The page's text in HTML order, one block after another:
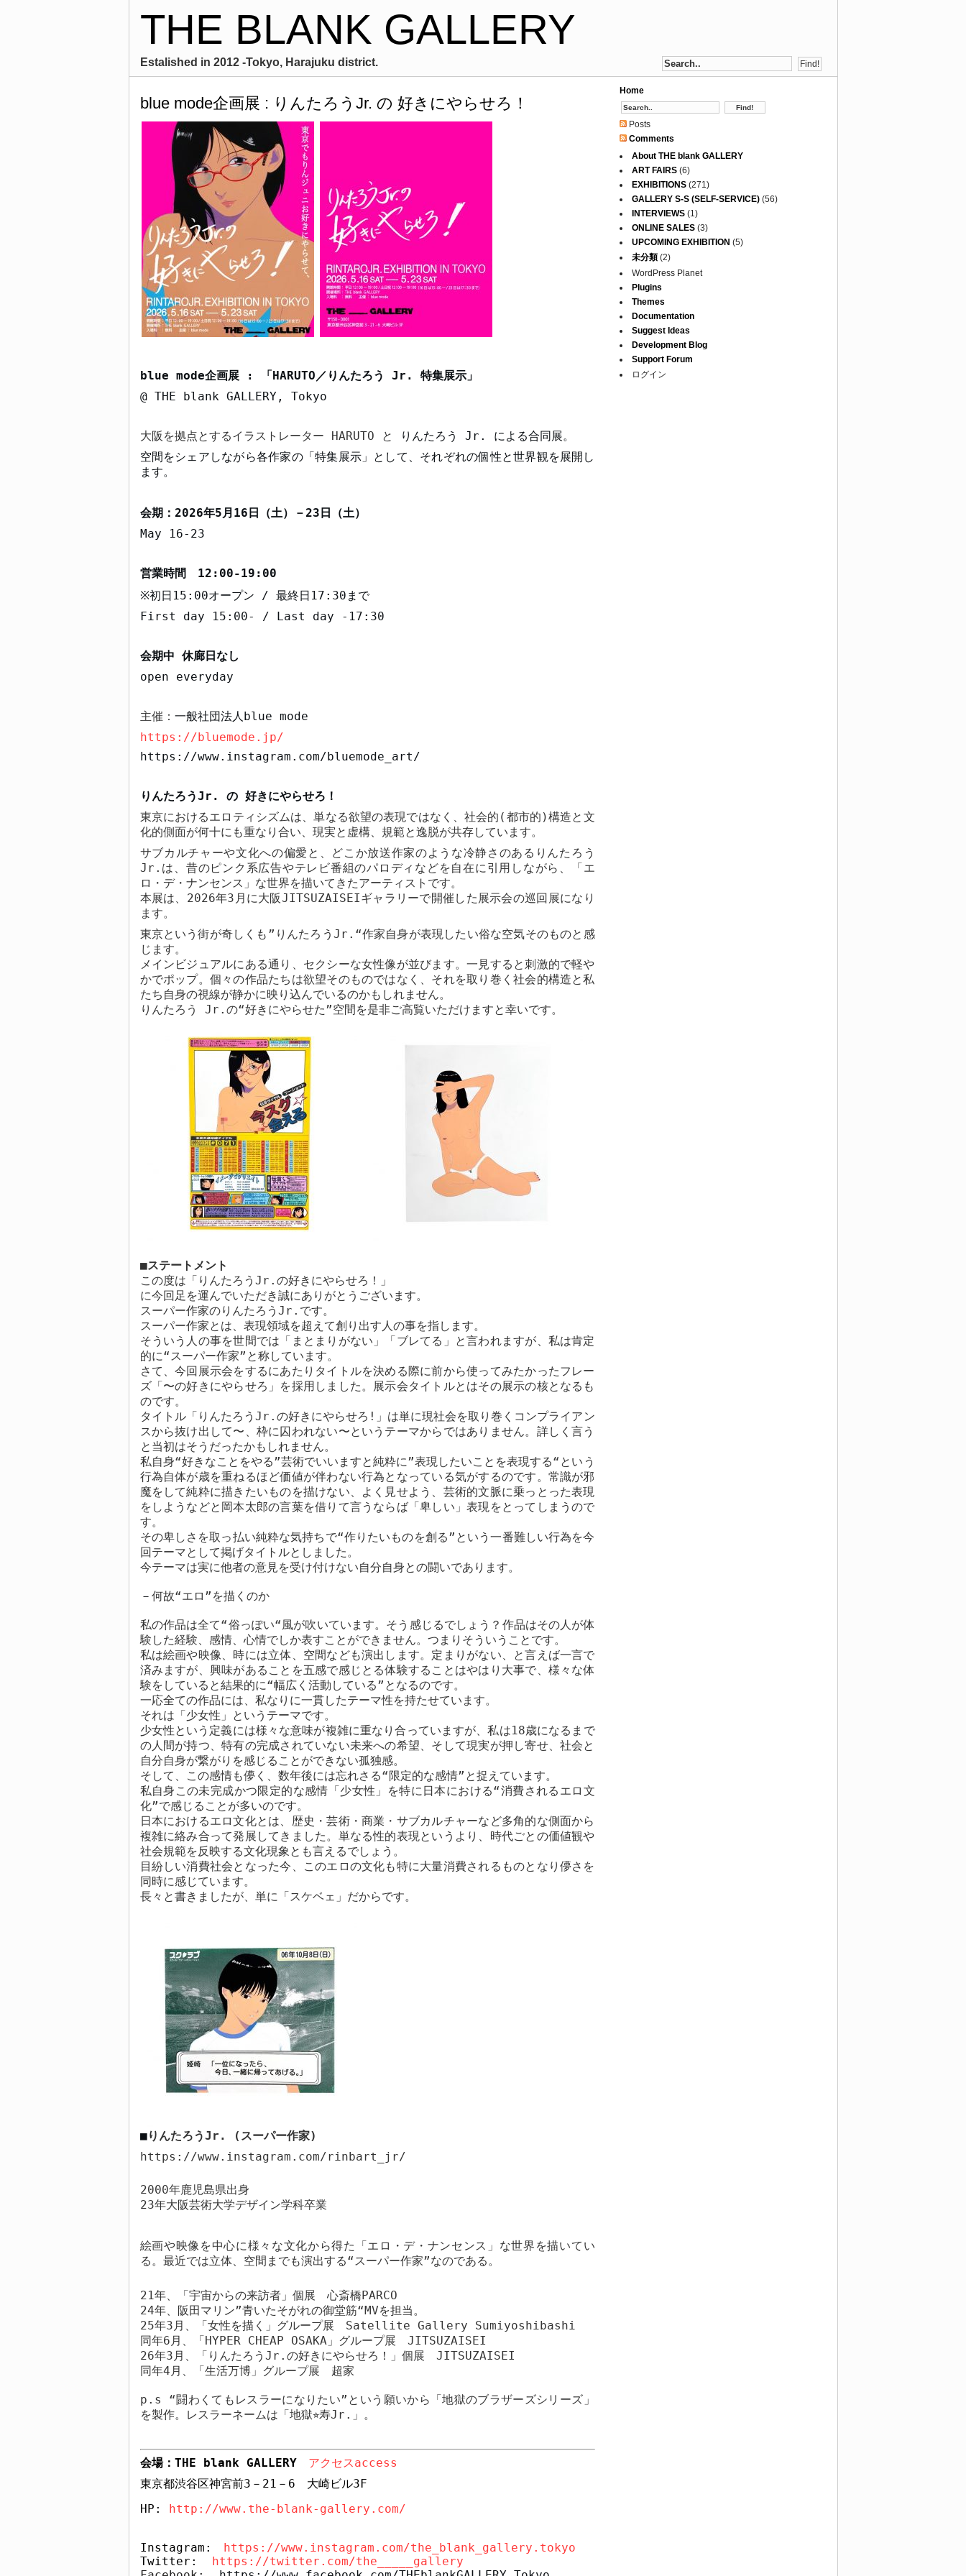
THE BLANK GALLERY
Estalished in 2012 -Tokyo, Harajuku district.
blue mode企画展 : りんたろうJr. の 好きにやらせろ！
blue mode企画展 : 「HARUTO／りんたろう J r. 特集展示」
@ THE blank GALLERY, Tokyo
大阪を拠点とするイラストレーター HARUTO と りんたろう J r. による合同展。
空間をシェアしながら各作家の「特集展示」として、それぞれの個性と世界観を展開し
ます。
会期： 2026年5月 16 日（土）－ 23 日（土）
May 16-23
営業時間 12:00-19:00
※初日 15:00オープン / 最終日 17:30 まで
First day 15:00- / Last day -17:30
会期中 休廊日なし
open everyday
主催： 一般社団法人blue mode
https://bluemode.jp/
https://www.instagram.com/bluemode_art/
りんたろうJr. の 好きにやらせろ！
東京におけるエロティシズムは、単なる欲望の表現ではなく、社会的 ( 都市的 )構造と文
化的側面が何十にも重なり合い、現実と虚構、規範と逸脱が共存しています。
サブカルチャーや文化への偏愛と、どこか放送作家のような冷静さのあるりんたろう
Jr. は、昔のピンク系広告やテレビ番組のパロディなどを自在に引用しながら、「エ
ロ・デ・ナンセンス」な世界を描いてきたアーティストです。
本展は、 2026年3 月に大阪JITSUZAISEIギャラリーで開催した展示会の巡回展になり
ます。
東京という街が奇しくも”りんたろう Jr.“作家自身が表現したい俗な空気そのものと感
じます。
メインビジュアルにある通り、セクシーな女性像が並びます。一見すると刺激的で軽や
かでポップ。個々の作品たちは欲望そのものではなく、それを取り巻く社会的構造と私
たち自身の視線が静かに映り込んでいるのかもしれません。
りんたろう Jr. の“好きにやらせた”空間を是非ご高覧いただけますと幸いです。
■ステートメント
この度は「りんたろう Jr. の好きにやらせろ！」
に今回足を運んでいただき誠にありがとうございます。
スーパー作家のりんたろう Jr. です。
スーパー作家とは、表現領域を超えて創り出す人の事を指します。
そういう人の事を世間では「まとまりがない」「ブレてる」と言われますが、私は肯定
的に“スーパー作家”と称しています。
さて、今回展示会をするにあたりタイトルを決める際に前から使ってみたかったフレー
ズ「〜の好きにやらせろ」を採用しました。展示会タイトルとはその展示の核となるも
のです。
タイトル「りんたろう Jr. の好きにやらせろ ! 」は単に現社会を取り巻くコンプライアン
スから抜け出して〜、枠に囚われない〜というテーマからではありません。詳しく言う
と当初はそうだったかもしれません。
私自身“好きなことをやる”芸術でいいますと純粋に”表現したいことを表現する“という
行為自体が歳を重ねるほど価値が伴わない行為となっている気がするのです。常識が邪
魔をして純粋に描きたいものを描けない、よく見せよう、芸術的文脈に乗っとった表現
をしようなどと岡本太郎の言葉を借りて言うならば「卑しい」表現をとってしまうので
す。
その卑しさを取っ払い純粋な気持ちで“作りたいものを創る”という一番難しい行為を今
回テーマとして掲げタイトルとしました。
今テーマは実に他者の意見を受け付けない自分自身との闘いであります。
－ 何故“エロ”を描くのか
私の作品は全て“俗っぽい“風が吹いています。そう感じるでしょう？作品はその人が体
験した経験、感情、心情でしか表すことができません。つまりそういうことです。
私は絵画や映像、時には立体、空間なども演出します。定まりがない、と言えば一言で
済みますが、興味があることを五感で感じとる体験することはやはり大事で、様々な体
験をしていると結果的に“幅広く活動している”となるのです。
一応全ての作品には、私なりに一貫したテーマ性を持たせています。
それは「少女性」というテーマです。
少女性という定義には様々な意味が複雑に重なり合っていますが、私は18歳になるまで
の人間が持つ、特有の完成されていない未来への希望、そして現実が押し寄せ、社会と
自分自身が繋がりを感じることができない孤独感。
そして、この感情も儚く、数年後には忘れさる“限定的な感情”と捉えています。
私自身この未完成かつ限定的な感情「少女性」を特に日本における“消費されるエロ文
化”で感じることが多いのです。
日本におけるエロ文化とは、歴史・芸術・商業・サブカルチャーなど多角的な側面から
複雑に絡み合って発展してきました。単なる性的表現というより、時代ごとの価値観や
社会規範を反映する文化現象とも言えるでしょう。
目紛しい消費社会となった今、このエロの文化も特に大量消費されるものとなり儚さを
同時に感じています。
長々と書きましたが、単に「スケベェ」だからです。
■りんたろうJr. ( スーパー作家)
https://www.instagram.com/rinbart_jr/
2000年鹿児島県出身
23年大阪芸術大学デザイン学科卒業
絵画や映像を中心に様々な文化から得た「エロ・デ・ナンセンス」な世界を描いてい
る。最近では立体、空間までも演出する“スーパー作家”なのである。
21年、「宇宙からの来訪者」個展 心斎橋PARCO
24年、阪田マリン”青いたそがれの御堂筋“MVを担当。
25年3月、「女性を描く」グループ展 Satellite Gallery Sumiyoshibashi
同年6月、「HYPER CHEAP OSAKA」グループ展 JITSUZAISEI
26年3月、「りんたろう Jr. の好きにやらせろ！」個展 JITSUZAISEI
同年4月、「生活万博」グループ展 超家
p.s “闘わくてもレスラーになりたい”という願いから「地獄のブラザーズシリーズ」
を製作。レスラーネームは「地獄⭐︎寿Jr. 」。
会場： THE blank GALLERY アクセスaccess
東京都渋谷区神宮前3 － 21 － 6 大崎ビル3F
HP:
http://www.the-blank-gallery.com/
Instagram:
https://www.instagram.com/the_blank_gallery.tokyo
Twitter: https://twitter.com/the_____gallery
Home
Posts
Comments
About THE blank GALLERY
ART FAIRS(6)
EXHIBITIONS(271)
GALLERY S-S (SELF-SERVICE)(56)
INTERVIEWS(1)
ONLINE SALES(3)
UPCOMING EXHIBITION (5)
未分類(2)
WordPress Planet
Plugins
Themes
Documentation
Suggest Ideas
Development Blog
Support Forum
ログイン